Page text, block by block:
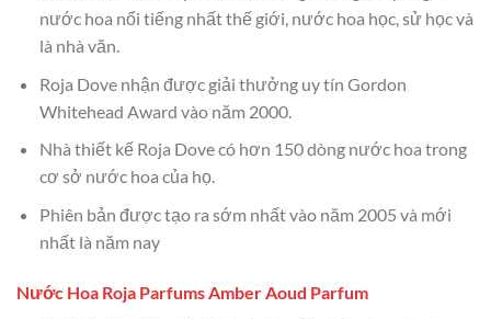
nước hoa nổi tiếng nhất thế giới, nước hoa học, sử học và
là nhà văn.
Roja Dove nhận được giải thưởng uy tín Gordon
Whitehead Award vào năm 2000.
Nhà thiết kế Roja Dove có hơn 150 dòng nước hoa trong
cơ sở nước hoa của họ.
Phiên bản được tạo ra sớm nhất vào năm 2005 và mới
nhất là năm nay
Nước Hoa Roja Parfums Amber Aoud Parfum